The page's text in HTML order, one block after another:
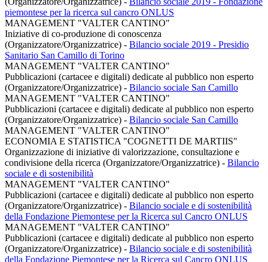
piemontese per la ricerca sul cancro ONLUS
MANAGEMENT "VALTER CANTINO"
Iniziative di co-produzione di conoscenza
(Organizzatore/Organizzatrice) - Bilancio sociale 2019 - Presidio
Sanitario San Camillo di Torino
MANAGEMENT "VALTER CANTINO"
Pubblicazioni (cartacee e digitali) dedicate al pubblico non esperto
(Organizzatore/Organizzatrice) - Bilancio sociale San Camillo
MANAGEMENT "VALTER CANTINO"
Pubblicazioni (cartacee e digitali) dedicate al pubblico non esperto
(Organizzatore/Organizzatrice) - Bilancio sociale San Camillo
MANAGEMENT "VALTER CANTINO"
ECONOMIA E STATISTICA "COGNETTI DE MARTIIS"
Organizzazione di iniziative di valorizzazione, consultazione e
condivisione della ricerca (Organizzatore/Organizzatrice) - Bilancio
sociale e di sostenibilità
MANAGEMENT "VALTER CANTINO"
Pubblicazioni (cartacee e digitali) dedicate al pubblico non esperto
(Organizzatore/Organizzatrice) - Bilancio sociale e di sostenibilità
della Fondazione Piemontese per la Ricerca sul Cancro ONLUS
MANAGEMENT "VALTER CANTINO"
Pubblicazioni (cartacee e digitali) dedicate al pubblico non esperto
(Organizzatore/Organizzatrice) - Bilancio sociale e di sostenibilità
della Fondazione Piemontese per la Ricerca sul Cancro ONLUS